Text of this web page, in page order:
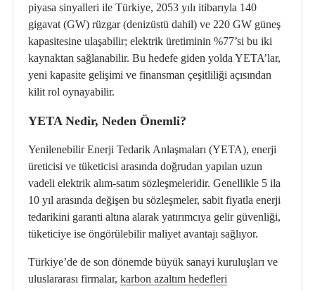
piyasa sinyalleri ile Türkiye, 2053 yılı itibarıyla 140
gigavat (GW) rüzgar (denizüstü dahil) ve 220 GW güneş
kapasitesine ulaşabilir; elektrik üretiminin %77’si bu iki
kaynaktan sağlanabilir. Bu hedefe giden yolda YETA’lar,
yeni kapasite gelişimi ve finansman çeşitliliği açısından
kilit rol oynayabilir.
YETA Nedir, Neden Önemli?
Yenilenebilir Enerji Tedarik Anlaşmaları (YETA), enerji
üreticisi ve tüketicisi arasında doğrudan yapılan uzun
vadeli elektrik alım-satım sözleşmeleridir. Genellikle 5 ila
10 yıl arasında değişen bu sözleşmeler, sabit fiyatla enerji
tedarikini garanti altına alarak yatırımcıya gelir güvenliği,
tüketiciye ise öngörülebilir maliyet avantajı sağlıyor.
Türkiye’de de son dönemde büyük sanayi kuruluşları ve
uluslararası firmalar, karbon azaltım hedefleri